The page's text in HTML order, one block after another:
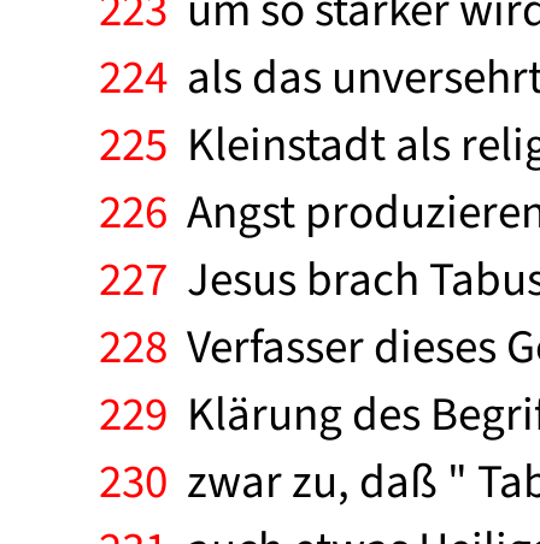
224 als das
225 Kleinstadt als
226 Angst
227 Jesus brach
228 Verfasser dieses
229 Klärung des
230 zwar zu, daß "